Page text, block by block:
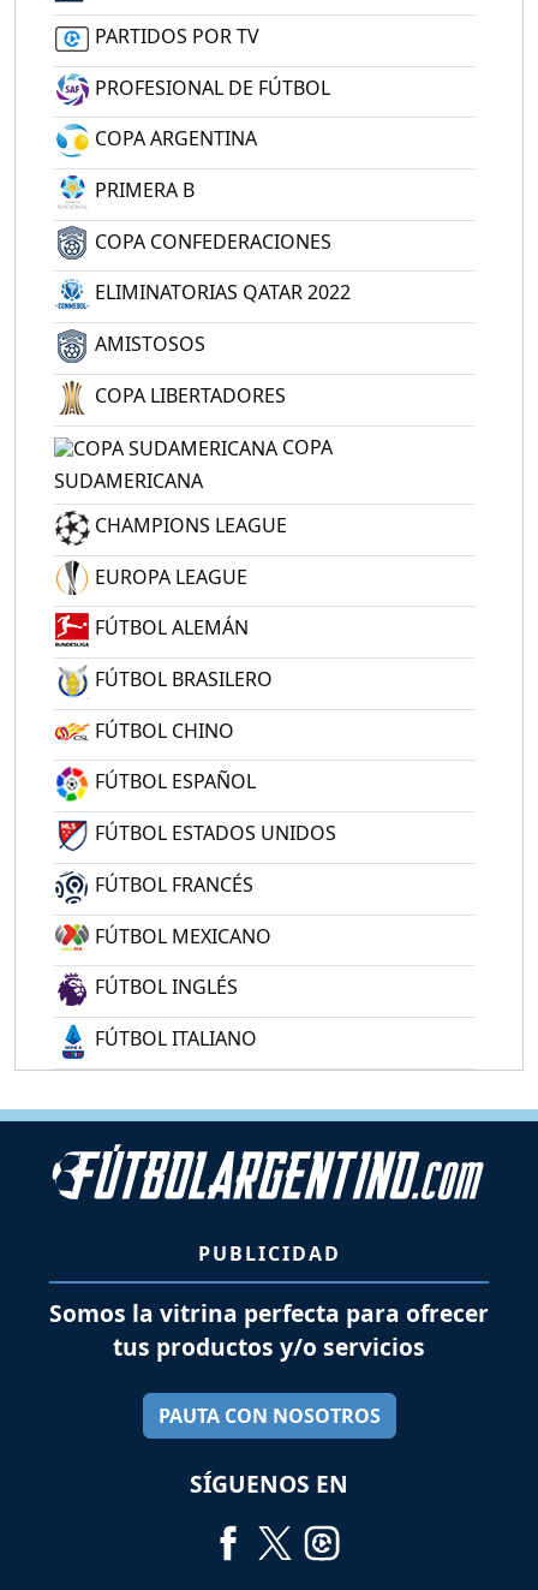
PARTIDOS POR TV
PROFESIONAL DE FÚTBOL
COPA ARGENTINA
PRIMERA B
COPA CONFEDERACIONES
ELIMINATORIAS QATAR 2022
AMISTOSOS
COPA LIBERTADORES
COPA
SUDAMERICANA
CHAMPIONS LEAGUE
EUROPA LEAGUE
FÚTBOL ALEMÁN
FÚTBOL BRASILERO
FÚTBOL CHINO
FÚTBOL ESPAÑOL
FÚTBOL ESTADOS UNIDOS
FÚTBOL FRANCÉS
FÚTBOL MEXICANO
FÚTBOL INGLÉS
FÚTBOL ITALIANO
PUBLICIDAD
Somos la vitrina perfecta para ofrecer
tus productos y/o servicios
PAUTA CON NOSOTROS
SÍGUENOS EN